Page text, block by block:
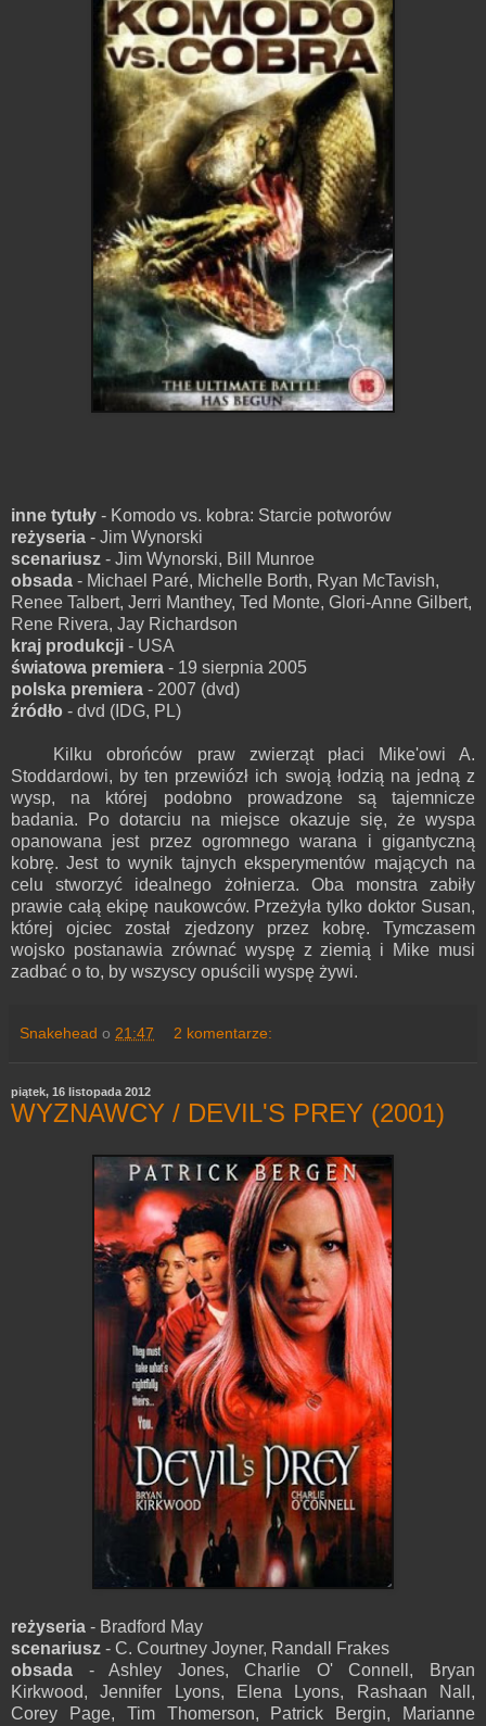
inne tytuły - Komodo vs. kobra: Starcie potworów
reżyseria - Jim Wynorski
scenariusz - Jim Wynorski, Bill Munroe
obsada - Michael Paré, Michelle Borth, Ryan McTavish,
Renee Talbert, Jerri Manthey, Ted Monte, Glori-Anne Gilbert,
Rene Rivera, Jay Richardson
kraj produkcji - USA
światowa premiera - 19 sierpnia 2005
polska premiera - 2007 (dvd)
źródło - dvd (IDG, PL)
Kilku obrońców praw zwierząt płaci Mike'owi A.
Stoddardowi, by ten przewiózł ich swoją łodzią na jedną z
wysp, na której podobno prowadzone są tajemnicze
badania. Po dotarciu na miejsce okazuje się, że wyspa
opanowana jest przez ogromnego warana i gigantyczną
kobrę. Jest to wynik tajnych eksperymentów mających na
celu stworzyć idealnego żołnierza. Oba monstra zabiły
prawie całą ekipę naukowców. Przeżyła tylko doktor Susan,
której ojciec został zjedzony przez kobrę. Tymczasem
wojsko postanawia zrównać wyspę z ziemią i Mike musi
zadbać o to, by wszyscy opuścili wyspę żywi.
Snakehead o 21:47 2 komentarze:
piątek, 16 listopada 2012
WYZNAWCY / DEVIL'S PREY (2001)
reżyseria - Bradford May
scenariusz - C. Courtney Joyner, Randall Frakes
obsada - Ashley Jones, Charlie O' Connell, Bryan
Kirkwood, Jennifer Lyons, Elena Lyons, Rashaan Nall,
Corey Page, Tim Thomerson, Patrick Bergin, Marianne